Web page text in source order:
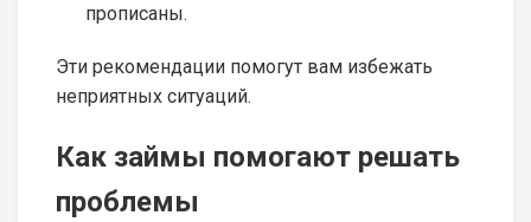
прописаны.
Эти рекомендации помогут вам избежать
неприятных ситуаций.
Как займы помогают решать
проблемы